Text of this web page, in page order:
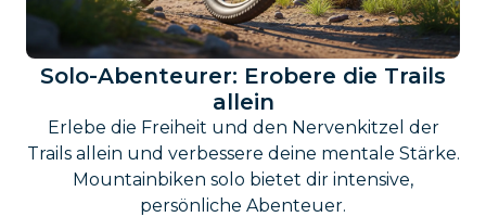
Solo-Abenteurer: Erobere die Trails
allein
Erlebe die Freiheit und den Nervenkitzel der
Trails allein und verbessere deine mentale Stärke.
Mountainbiken solo bietet dir intensive,
persönliche Abenteuer.